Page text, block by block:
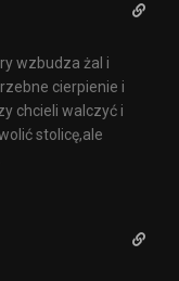
wzbudza żal i
cierpienie i
chcieli walczyć i
stolicę,ale